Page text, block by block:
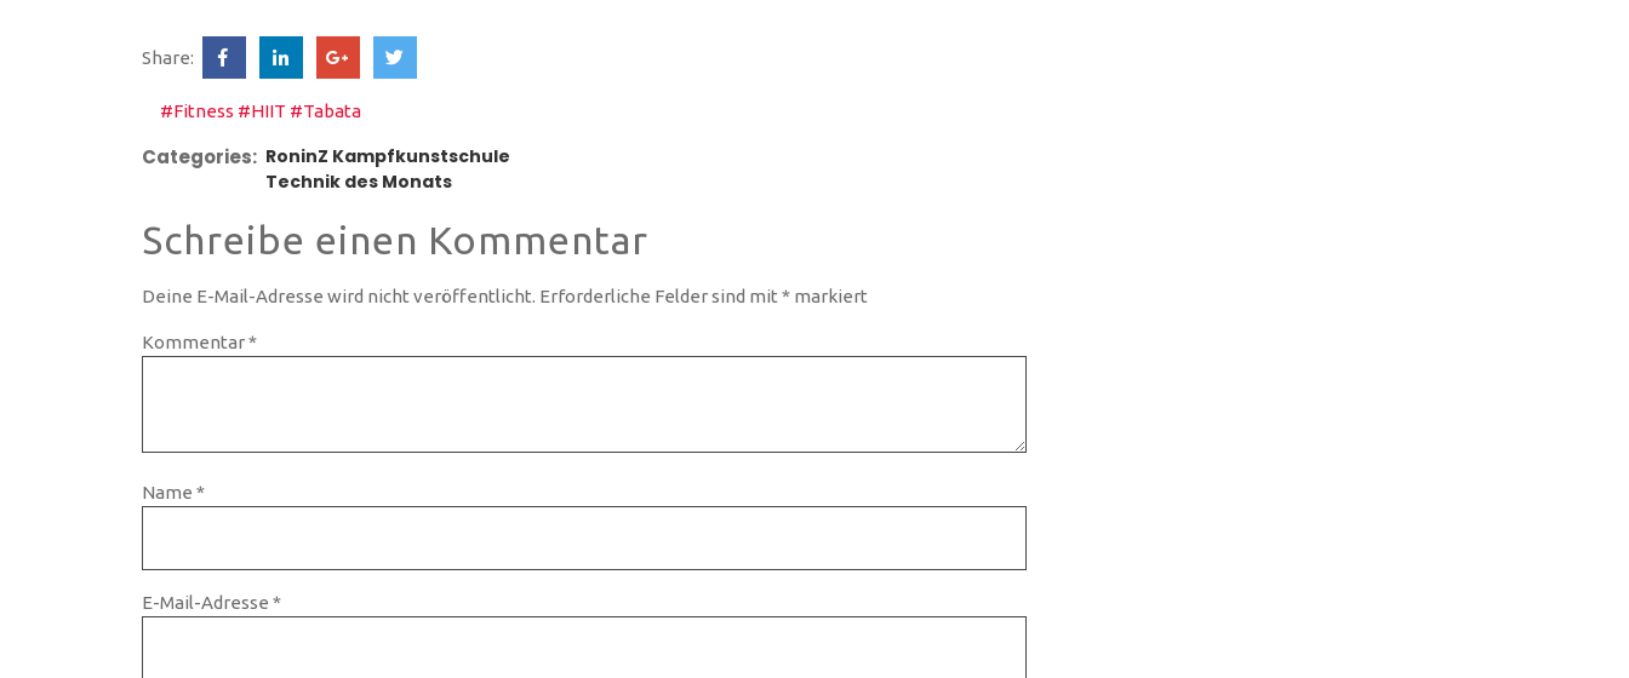
Share:
#Fitness #HIIT #Tabata
Categories: RoninZ Kampfkunstschule
Technik des Monats
Schreibe einen Kommentar
Deine E-Mail-Adresse wird nicht veröffentlicht. Erforderliche Felder sind mit * markiert
Kommentar*
Name *
E-Mail-Adresse *